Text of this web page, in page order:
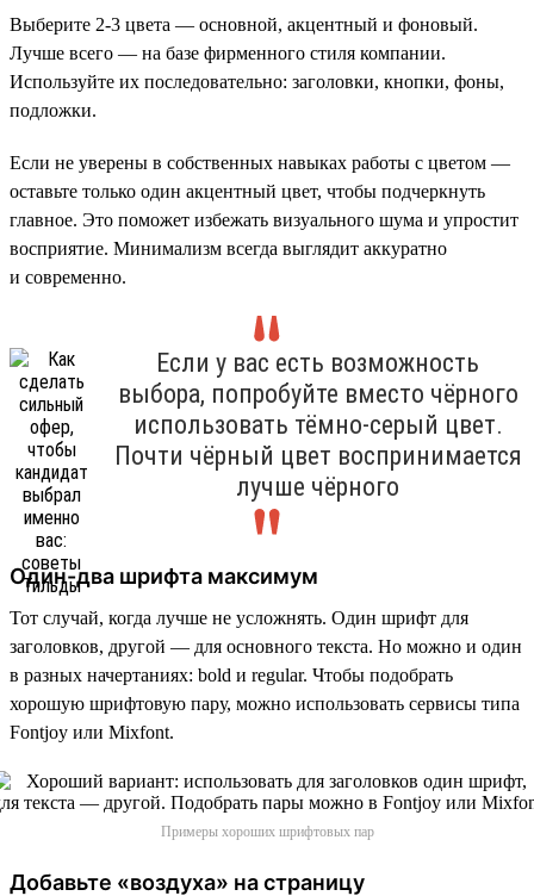
Выберите 2-3 цвета — основной, акцентный и фоновый.
Лучше всего — на базе фирменного стиля компании.
Используйте их последовательно: заголовки, кнопки, фоны,
подложки.
Если не уверены в собственных навыках работы с цветом —
оставьте только один акцентный цвет, чтобы подчеркнуть
главное. Это поможет избежать визуального шума и упростит
восприятие. Минимализм всегда выглядит аккуратно
и современно.
Если у вас есть возможность
выбора, попробуйте вместо чёрного
использовать тёмно-серый цвет.
Почти чёрный цвет воспринимается
лучше чёрного
Один-два шрифта максимум
Тот случай, когда лучше не усложнять. Один шрифт для
заголовков, другой — для основного текста. Но можно и один
в разных начертаниях: bold и regular. Чтобы подобрать
хорошую шрифтовую пару, можно использовать сервисы типа
Fontjoy или Mixfont.
Примеры хороших шрифтовых пар
Добавьте «воздуха» на страницу